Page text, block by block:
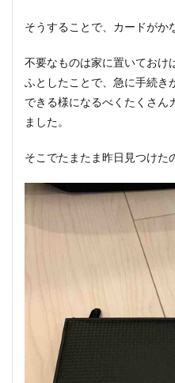
そうすることで、カードがか
不要なものは家に置いておけ
ふとしたことで、急に手続き
できる様になるべくたくさん
ました。
そこでたまたま昨日見つけた